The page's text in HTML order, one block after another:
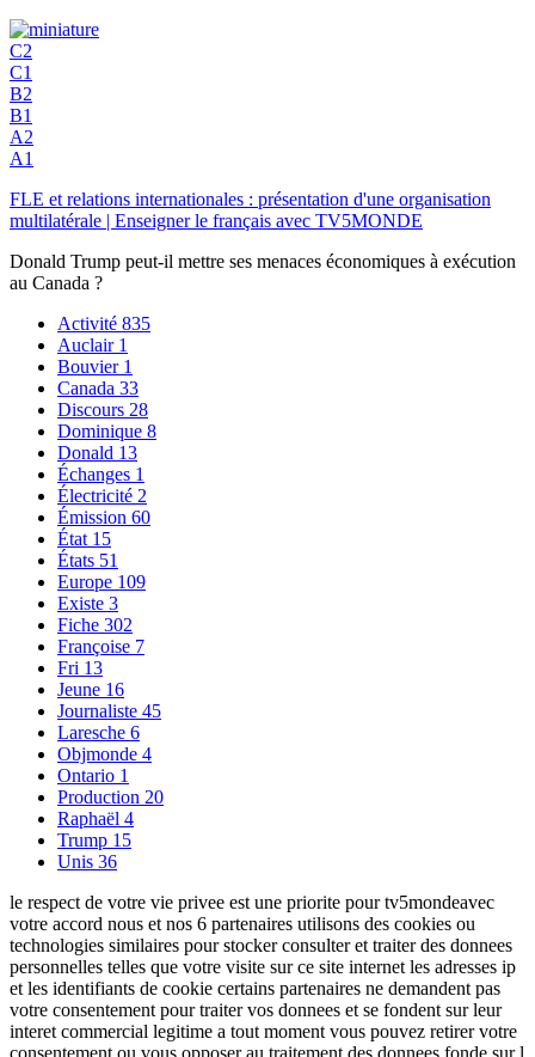
C2
C1
B2
B1
A2
A1
FLE et relations internationales : présentation d'une organisation
multilatérale | Enseigner le français avec TV5MONDE
Donald Trump peut-il mettre ses menaces économiques à exécution
au Canada ?
Activité 835
Auclair 1
Bouvier 1
Canada 33
Discours 28
Dominique 8
Donald 13
Échanges 1
Électricité 2
Émission 60
État 15
États 51
Europe 109
Existe 3
Fiche 302
Françoise 7
Fri 13
Jeune 16
Journaliste 45
Laresche 6
Objmonde 4
Ontario 1
Production 20
Raphaël 4
Trump 15
Unis 36
le respect de votre vie privee est une priorite pour tv5mondeavec
votre accord nous et nos 6 partenaires utilisons des cookies ou
technologies similaires pour stocker consulter et traiter des donnees
personnelles telles que votre visite sur ce site internet les adresses ip
et les identifiants de cookie certains partenaires ne demandent pas
votre consentement pour traiter vos donnees et se fondent sur leur
interet commercial legitime a tout moment vous pouvez retirer votre
consentement ou vous opposer au traitement des donnees fonde sur l